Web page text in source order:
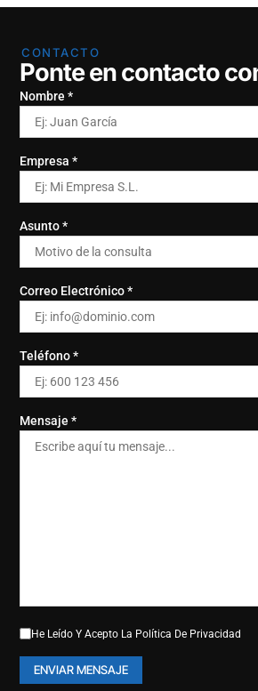
CONTACTO
Ponte en contacto
Nombre *
Empresa *
Asunto *
Correo Electrónico *
Teléfono *
Mensaje *
He Leído Y Acepto La Política De Privacidad